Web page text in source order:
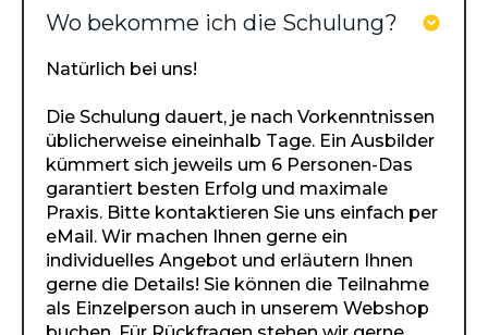
Wo bekomme ich die Schulung?
Natürlich bei uns!
Die Schulung dauert, je nach Vorkenntnissen
üblicherweise eineinhalb Tage. Ein Ausbilder
kümmert sich jeweils um 6 Personen-Das
garantiert besten Erfolg und maximale
Praxis. Bitte kontaktieren Sie uns einfach per
eMail. Wir machen Ihnen gerne ein
individuelles Angebot und erläutern Ihnen
gerne die Details! Sie können die Teilnahme
als Einzelperson auch in unserem Webshop